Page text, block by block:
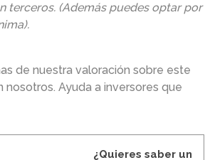
terceros. (Además puedes optar por
de nuestra valoración sobre este
Ayuda a inversores que
¿Quieres saber un